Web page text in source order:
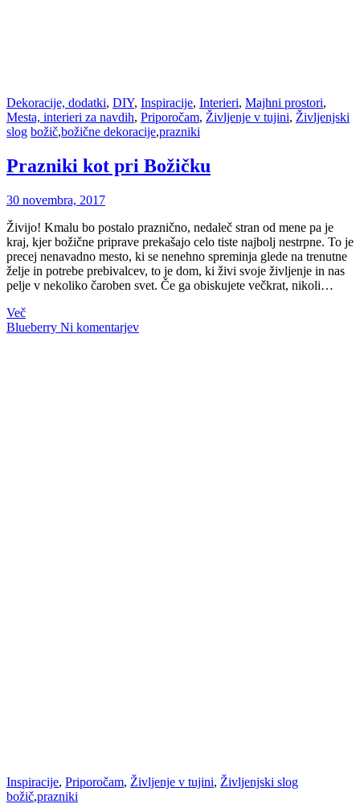
Dekoracije, dodatki, DIY, Inspiracije, Interieri, Majhni prostori,
Mesta, interieri za navdih, Priporočam, Življenje v tujini, Življenjski
slog božič,božične dekoracije,prazniki
Prazniki kot pri Božičku
30 novembra, 2017
Živijo! Kmalu bo postalo praznično, nedaleč stran od mene pa je
kraj, kjer božične priprave prekašajo celo tiste najbolj nestrpne. To je
precej nenavadno mesto, ki se nenehno spreminja glede na trenutne
želje in potrebe prebivalcev, to je dom, ki živi svoje življenje in nas
pelje v nekoliko čaroben svet. Če ga obiskujete večkrat, nikoli…
Več
Blueberry Ni komentarjev
Inspiracije, Priporočam, Življenje v tujini, Življenjski slog
božič,prazniki